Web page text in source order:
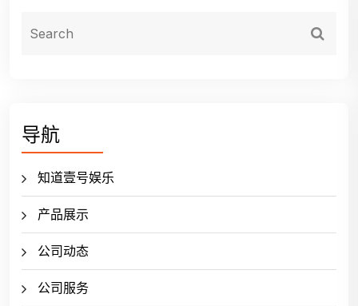
导航
知道壹号娱乐
产品展示
公司动态
公司服务